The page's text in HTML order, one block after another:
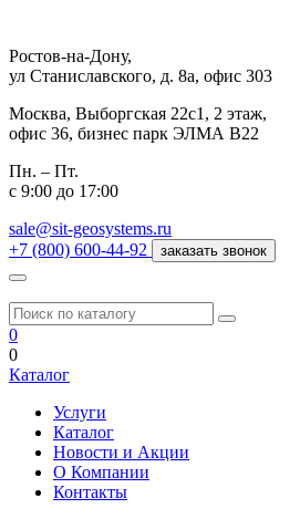
Ростов-на-Дону,
ул Станиславского, д. 8а, офис 303
Москва, Выборгская 22с1, 2 этаж,
офис 36, бизнес парк ЭЛМА В22
Пн. – Пт.
с 9:00 до 17:00
sale@sit-geosystems.ru
+7 (800) 600-44-92
заказать звонок
0
0
Каталог
Услуги
Каталог
Новости и Акции
О Компании
Контакты